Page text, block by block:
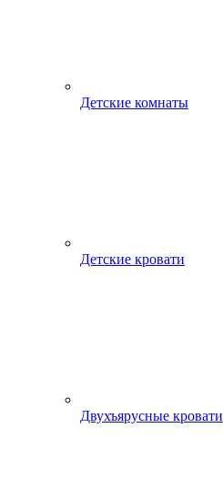
Детские комнаты
Детские кровати
Двухъярусные кровати